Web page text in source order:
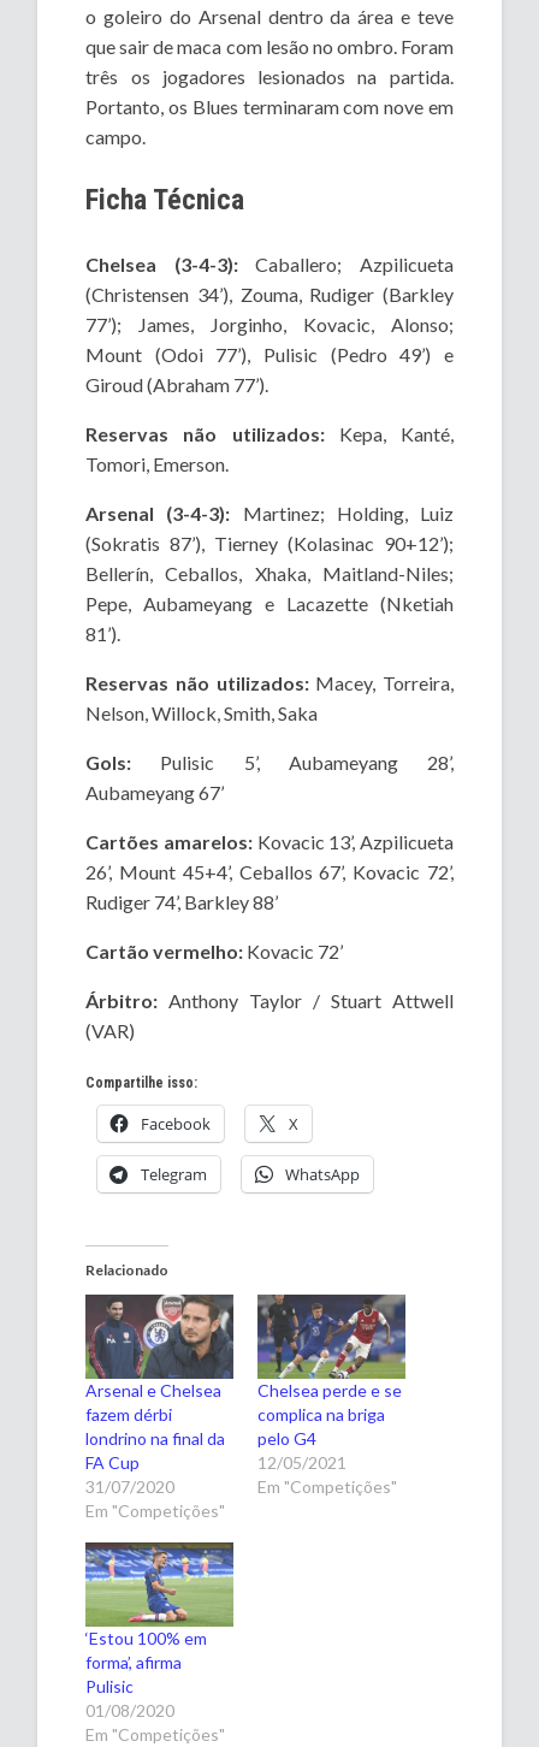
o goleiro do Arsenal dentro da área e teve
que sair de maca com lesão no ombro. Foram
três os jogadores lesionados na partida.
Portanto, os Blues terminaram com nove em
campo.
Ficha Técnica
Chelsea (3-4-3):Caballero; Azpilicueta
(Christensen 34’), Zouma, Rudiger (Barkley
77’); James, Jorginho, Kovacic, Alonso;
Mount (Odoi 77’), Pulisic (Pedro 49’) e
Giroud (Abraham 77’).
Reservas não utilizados:Kepa, Kanté,
Tomori, Emerson.
Arsenal (3-4-3): Martinez; Holding, Luiz
(Sokratis 87’), Tierney (Kolasinac 90+12’);
Bellerín, Ceballos, Xhaka, Maitland-Niles;
Pepe, Aubameyang e Lacazette (Nketiah
81’).
Reservas não utilizados:Macey, Torreira,
Nelson, Willock, Smith, Saka
Gols: Pulisic 5’, Aubameyang 28’,
Aubameyang 67’
Cartões amarelos:Kovacic 13’, Azpilicueta
26’, Mount 45+4’, Ceballos 67’, Kovacic 72’,
Rudiger 74’, Barkley 88’
Cartão vermelho: Kovacic 72’
Árbitro: Anthony Taylor / Stuart Attwell
(VAR)
Compartilhe isso:
Facebook X
Telegram WhatsApp
Relacionado
Arsenal e Chelsea
fazem dérbi
londrino na final da
FA Cup
31/07/2020
Em "Competições"
Chelsea perde e se
complica na briga
pelo G4
12/05/2021
Em "Competições"
‘Estou 100% em
forma’, afirma
Pulisic
01/08/2020
Em "Competições"